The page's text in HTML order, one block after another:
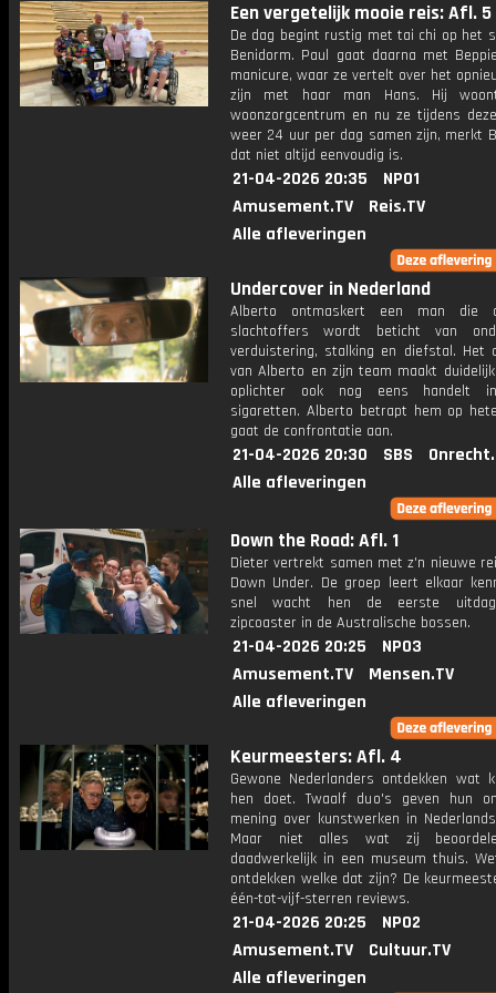
Een vergetelijk mooie reis: Afl. 5
De dag begint rustig met tai chi op het
Benidorm. Paul gaat daarna met
manicure, waar ze vertelt over het
zijn met haar man Hans. Hij
woonzorgcentrum en nu ze tijdens
weer 24 uur per dag samen zijn, merkt
dat niet altijd eenvoudig is.
21-04-2026 20:35
NPO1
Amusement.TV
Reis.TV
Alle afleveringen
Undercover in Nederland
Alberto ontmaskert een man die
slachtoffers wordt beticht van
verduistering, stalking en diefstal. Het
van Alberto en zijn team maakt
oplichter ook nog eens handelt
sigaretten. Alberto betrapt hem op
gaat de confrontatie aan.
21-04-2026 20:30 SBS
Alle afleveringen
Down the Road: Afl. 1
Dieter vertrekt samen met z'n nieuwe
Down Under. De groep leert elkaar
snel wacht hen de eerste
zipcoaster in de Australische bossen.
21-04-2026 20:25
NPO3
Amusement.TV
Mensen.TV
Alle afleveringen
Keurmeesters: Afl. 4
Gewone Nederlanders ontdekken wat
hen doet. Twaalf duo's geven hun
mening over kunstwerken in
Maar niet alles wat zij
daadwerkelijk in een museum thuis.
ontdekken welke dat zijn? De
één-tot-vijf-sterren reviews.
21-04-2026 20:25
NPO2
Amusement.TV
Cultuur.TV
Alle afleveringen